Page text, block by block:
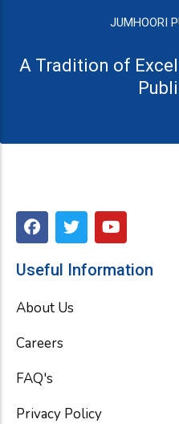
JUMHOORI
A Tradition of
F
a
e
o
T
w
t
r
Y
o
t
Useful Information
About Us
Careers
FAQ's
Privacy Policy